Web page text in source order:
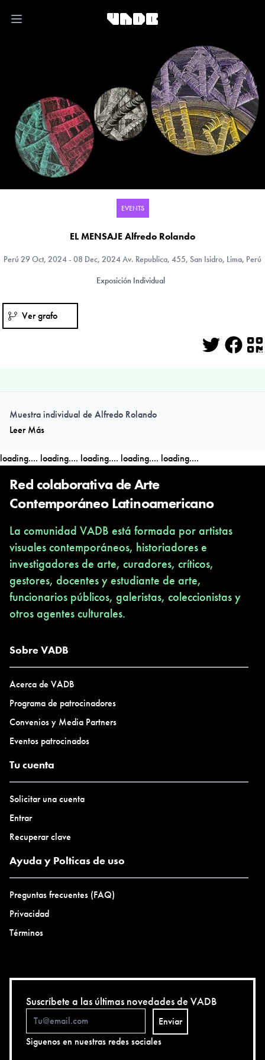
Open main menu
EVENTS
EL MENSAJE Alfredo Rolando
Perú 29 Oct, 2024 - 08 Dec, 2024 Av. Republica, 455, San Isidro, Lima, Perú
Exposición Individual
Ver grafo
Muestra individual de Alfredo Rolando
Leer Más
loading.... loading.... loading.... loading.... loading....
Red colaborativa de Arte
Contemporáneo Latinoamericano
La comunidad VADB está formada por artistas
visuales contemporáneos, historiadores e
investigadores de arte, curadores, críticos,
gestores, docentes y estudiante de arte,
funcionarios públicos, galeristas, coleccionistas y
otros agentes culturales.
Sobre VADB
Acerca de VADB
Programa de patrocinadores
Convenios y Media Partners
Eventos patrocinados
Tu cuenta
Solicitar una cuenta
Entrar
Recuperar clave
Ayuda y Polticas de uso
Preguntas frecuentes (FAQ)
Privacidad
Términos
Suscríbete a las últimas novedades de VADB
Enviar
Siguenos en nuestras redes sociales